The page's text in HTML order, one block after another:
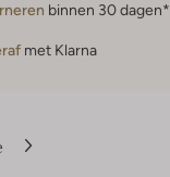
binnen 30 dagen*
met Klarna